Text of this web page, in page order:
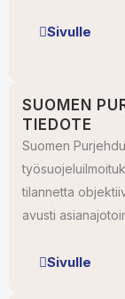
Sivulle
SUOMEN
TIEDOTE
Suomen
tilannetta
avusti
Sivulle